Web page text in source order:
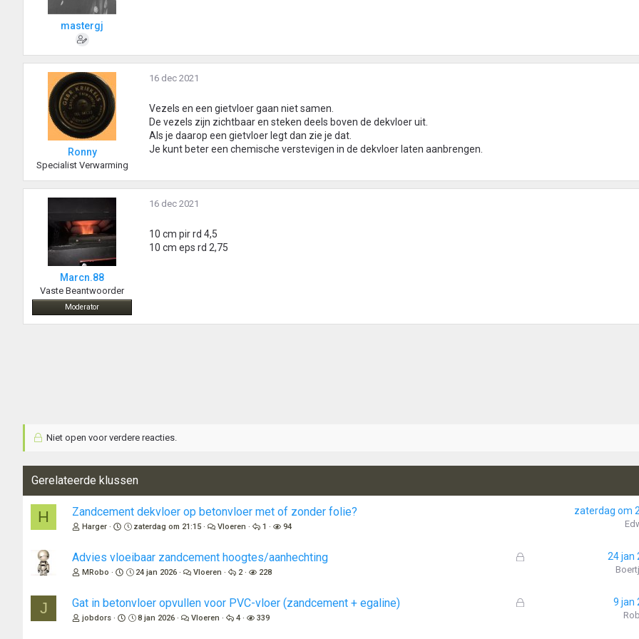
mastergj
Ronny
Specialist Verwarming
16 dec 2021
Vezels en een gietvloer gaan niet samen.
De vezels zijn zichtbaar en steken deels boven de dekvloer uit.
Als je daarop een gietvloer legt dan zie je dat.
Je kunt beter een chemische verstevigen in de dekvloer laten aanbrengen.
Marcn.88
Vaste Beantwoorder
Moderator
16 dec 2021
10 cm pir rd 4,5
10 cm eps rd 2,75
Niet open voor verdere reacties.
Gerelateerde klussen
H Zandcement dekvloer op betonvloer met of zonder folie?
Harger zaterdag om 21:15 Vloeren 1 94
zaterdag om
G
o
Advies vloeibaar zandcement hoogtes/aanhechting
MRobo 24 jan 2026 Vloeren 2 228
24 jan
J
G
Gat in betonvloer opvullen voor PVC-vloer (zandcement + egaline)
jobdors 8 jan 2026 Vloeren 4 339
9 jan